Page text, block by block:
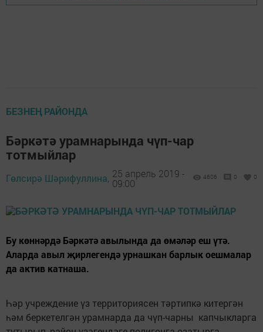
БЕЗНЕҢ РАЙОНДА
Бәркәтә урамнарында чүп-чар
тотмыйлар
Гөлсирә Шәрифуллина, 25 апрель 2019 -
09:00
4606 0 0
Бу көннәрдә Бәркәтә авылында да өмәләр еш үтә.
Аларда авыл җирлегендә урнашкан барлык оешмалар
да актив катнаша.
Һәр учреждение үз территориясен тәртипкә китергән
һәм беркетелгән урамнарда да чүп-чарны капчыкларга